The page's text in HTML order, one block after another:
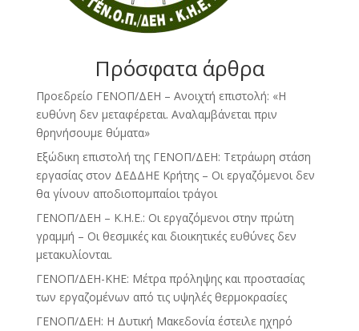
Πρόσφατα άρθρα
Προεδρείο ΓΕΝΟΠ/ΔΕΗ – Ανοιχτή επιστολή: «Η
ευθύνη δεν μεταφέρεται. Αναλαμβάνεται πριν
θρηνήσουμε θύματα»
Εξώδικη επιστολή της ΓΕΝΟΠ/ΔΕΗ: Τετράωρη στάση
εργασίας στον ΔΕΔΔΗΕ Κρήτης – Οι εργαζόμενοι δεν
θα γίνουν αποδιοπομπαίοι τράγοι
ΓΕΝΟΠ/ΔΕΗ – Κ.Η.Ε.: Οι εργαζόμενοι στην πρώτη
γραμμή – Οι θεσμικές και διοικητικές ευθύνες δεν
μετακυλίονται.
ΓΕΝΟΠ/ΔΕΗ-ΚΗΕ: Μέτρα πρόληψης και προστασίας
των εργαζομένων από τις υψηλές θερμοκρασίες
ΓΕΝΟΠ/ΔΕΗ: Η Δυτική Μακεδονία έστειλε ηχηρό